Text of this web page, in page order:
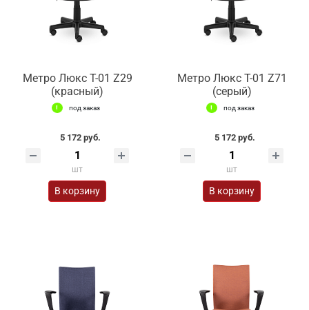
Метро Люкс Т-01 Z29
(красный)
под заказ
5 172 руб.
шт
В корзину
Метро Люкс Т-01 Z71
(серый)
под заказ
5 172 руб.
шт
В корзину